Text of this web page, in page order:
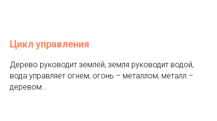
Цикл управления
Дерево руководит землей, земля руководит водой,
вода управляет огнем, огонь – металлом, металл –
деревом…